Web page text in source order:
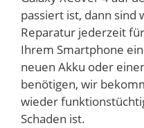
passiert ist, dann sind
Reparatur jederzeit
Ihrem Smartphone
neuen Akku oder
benötigen, wir
wieder
Schaden ist.